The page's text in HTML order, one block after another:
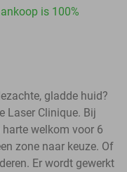
is 100%
gladde huid?
Laser Clinique. Bij
welkom voor 6
zone naar keuze. Of
Er wordt gewerkt